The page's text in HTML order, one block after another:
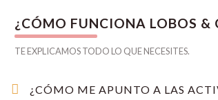
¿CÓMO FUNCIONA LOBOS &
TE EXPLICAMOS TODO LO QUE NECESITES.
¿CÓMO ME APUNTO A LAS